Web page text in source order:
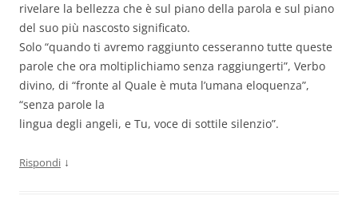
rivelare la bellezza che è sul piano della parola e sul piano
del suo più nascosto significato.
Solo “quando ti avremo raggiunto cesseranno tutte queste
parole che ora moltiplichiamo senza raggiungerti”, Verbo
divino, di “fronte al Quale è muta l’umana eloquenza”,
“senza parole la
lingua degli angeli, e Tu, voce di sottile silenzio”.
Rispondi ↓